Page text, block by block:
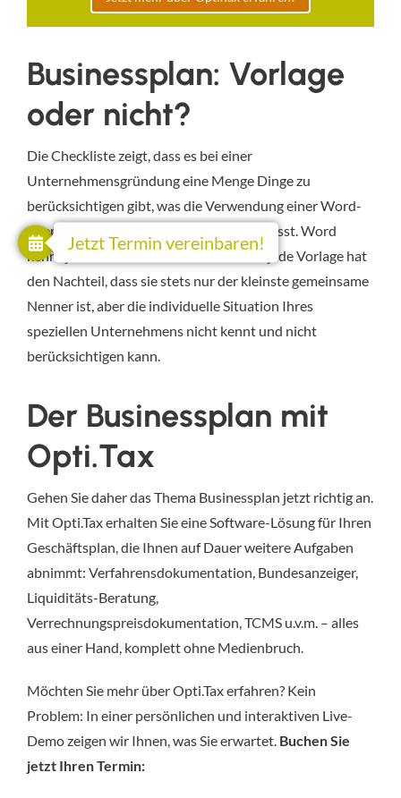
Businessplan: Vorlage
oder nicht?
Die Checkliste zeigt, dass es bei einer
Unternehmensgründung eine Menge Dinge zu
berücksichtigen gibt, was die Verwendung einer Word-
oder PDF-Vorlage attraktiv erscheinen lässt. Word
kennt jedoch ihre Planzahlen nicht und jede Vorlage hat
den Nachteil, dass sie stets nur der kleinste gemeinsame
Nenner ist, aber die individuelle Situation Ihres
speziellen Unternehmens nicht kennt und nicht
berücksichtigen kann.
Der Businessplan mit
Opti.Tax
Gehen Sie daher das Thema Businessplan jetzt richtig an.
Mit Opti.Tax erhalten Sie eine Software-Lösung für Ihren
Geschäftsplan, die Ihnen auf Dauer weitere Aufgaben
abnimmt: Verfahrensdokumentation, Bundesanzeiger,
Liquiditäts-Beratung,
Verrechnungspreisdokumentation, TCMS u.v.m. – alles
aus einer Hand, komplett ohne Medienbruch.
Möchten Sie mehr über Opti.Tax erfahren? Kein
Problem: In einer persönlichen und interaktiven Live-
Demo zeigen wir Ihnen, was Sie erwartet. Buchen Sie
jetzt Ihren Termin:
Jetzt Termin vereinbaren!